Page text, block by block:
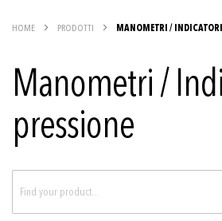
HOME PRODOTTI MANOMETRI /
Manometri /
pressione